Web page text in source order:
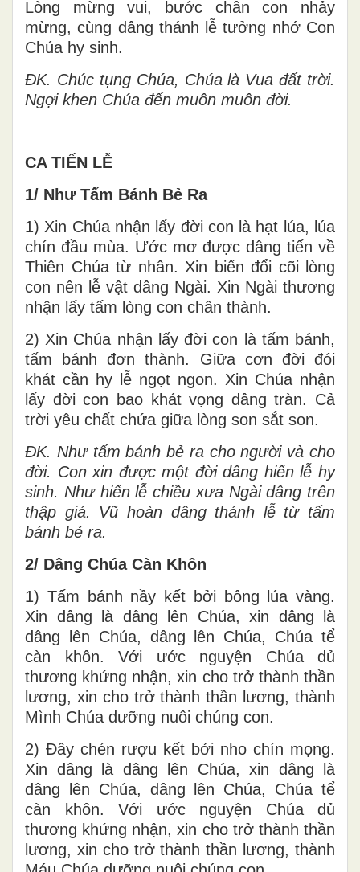
Lòng mừng vui, bước chân con nhảy
mừng, cùng dâng thánh lễ tưởng nhớ Con
Chúa hy sinh.
ĐK. Chúc tụng Chúa, Chúa là Vua đất trời.
Ngợi khen Chúa đến muôn muôn đời.
CA TIẾN LỄ
1/ Như Tấm Bánh Bẻ Ra
1) Xin Chúa nhận lấy đời con là hạt lúa, lúa
chín đầu mùa. Ước mơ được dâng tiến về
Thiên Chúa từ nhân. Xin biến đổi cõi lòng
con nên lễ vật dâng Ngài. Xin Ngài thương
nhận lấy tấm lòng con chân thành.
2) Xin Chúa nhận lấy đời con là tấm bánh,
tấm bánh đơn thành. Giữa cơn đời đói
khát cần hy lễ ngọt ngon. Xin Chúa nhận
lấy đời con bao khát vọng dâng tràn. Cả
trời yêu chất chứa giữa lòng son sắt son.
ĐK. Như tấm bánh bẻ ra cho người và cho
đời. Con xin được một đời dâng hiến lễ hy
sinh. Như hiến lễ chiều xưa Ngài dâng trên
thập giá. Vũ hoàn dâng thánh lễ từ tấm
bánh bẻ ra.
2/ Dâng Chúa Càn Khôn
1) Tấm bánh nầy kết bởi bông lúa vàng.
Xin dâng là dâng lên Chúa, xin dâng là
dâng lên Chúa, dâng lên Chúa, Chúa tể
càn khôn. Với ước nguyện Chúa dủ
thương khứng nhận, xin cho trở thành thần
lương, xin cho trở thành thần lương, thành
Mình Chúa dưỡng nuôi chúng con.
2) Đây chén rượu kết bởi nho chín mọng.
Xin dâng là dâng lên Chúa, xin dâng là
dâng lên Chúa, dâng lên Chúa, Chúa tể
càn khôn. Với ước nguyện Chúa dủ
thương khứng nhận, xin cho trở thành thần
lương, xin cho trở thành thần lương, thành